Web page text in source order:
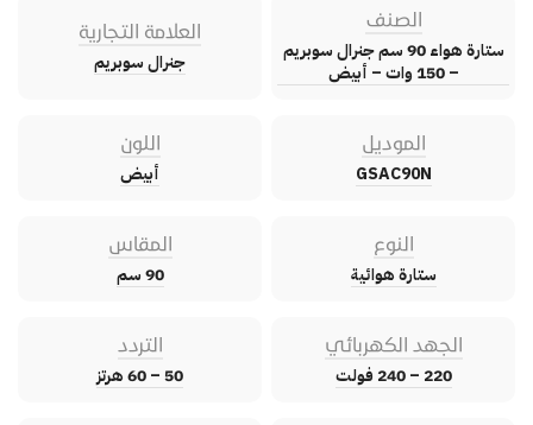
الصنف
ستارة هواء 90 سم جنرال سوبريم
– 150 وات – أبيض
العلامة التجارية
جنرال سوبريم
الموديل
GSAC90N
اللون
أبيض
النوع
ستارة هوائية
المقاس
90 سم
الجهد الكهربائي
220 – 240 فولت
التردد
50 – 60 هرتز